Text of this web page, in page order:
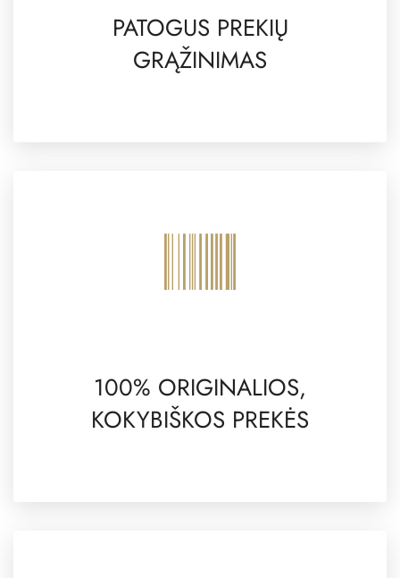
PATOGUS PREKIŲ
GRĄŽINIMAS
100% ORIGINALIOS,
KOKYBIŠKOS PREKĖS